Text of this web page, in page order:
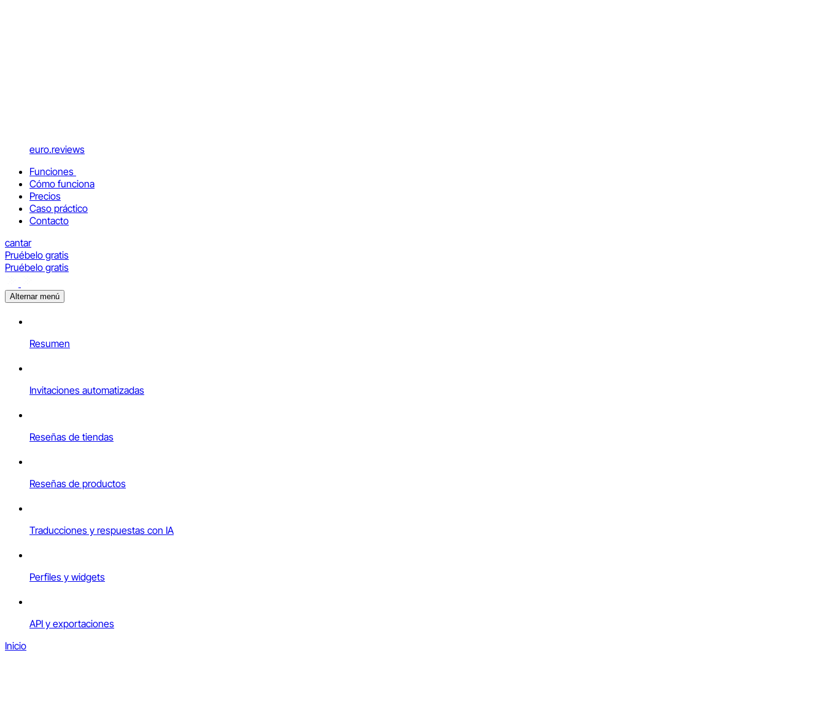
euro.reviews
Funciones
Cómo funciona
Precios
Caso práctico
Contacto
cantar
Pruébelo gratis
Pruébelo gratis
Alternar menú
Resumen
Invitaciones automatizadas
Reseñas de tiendas
Reseñas de productos
Traducciones y respuestas con IA
Perfiles y widgets
API y exportaciones
Inicio